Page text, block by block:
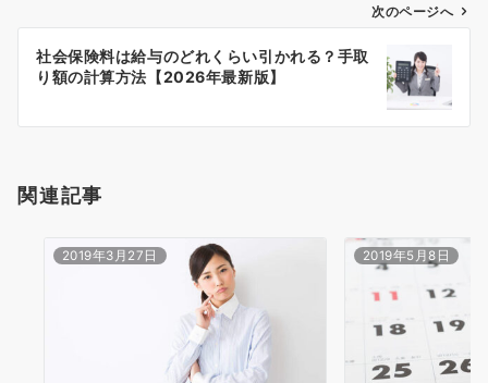
ン
次のページへ
社会保険料は給与のどれくらい引かれる？手取
り額の計算方法【2026年最新版】
関連記事
2019年3月27日 2019年5月8日